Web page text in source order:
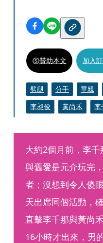
贊助本文 加入
劈腿 分手 單親
李昶俊
黃尚禾 李
大約2個月前，李
與舊愛是元介玩完
者；沒想到令人傻
天出席同個活動，
直擊李千那與黃尚
16小時才出來，男